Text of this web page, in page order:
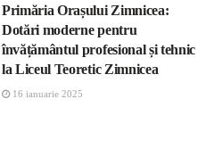
Primăria Orașului Zimnicea:
Dotări moderne pentru
învățământul profesional și tehnic
la Liceul Teoretic Zimnicea
16 ianuarie 2025